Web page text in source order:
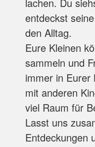
entdeckst
den Alltag.
Eure Kleinen
sammeln und
immer in Eurer
mit anderen
viel Raum für
Lasst uns
Entdeckungen